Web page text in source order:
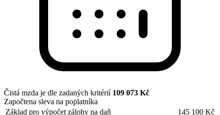
Čistá mzda je dle zadaných kritérií 109 073 Kč
Započtena sleva na poplatníka
Základ pro výpočet zálohy na daň
145 100 Kč